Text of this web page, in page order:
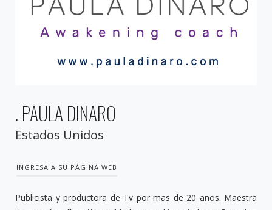
. PAULA DINARO
Estados Unidos
INGRESA A SU PÁGINA WEB
Publicista y productora de Tv por mas de 20 años. Maestra